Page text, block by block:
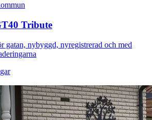
Tribute
gatan, nybyggd, nyregistrerad och med